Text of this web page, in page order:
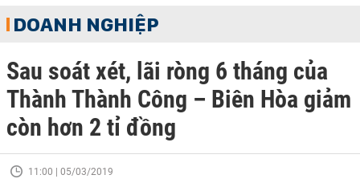
DOANH NGHIỆP
Sau soát xét, lãi ròng 6 tháng của
Thành Thành Công – Biên Hòa giảm
còn hơn 2 tỉ đồng
11:00 | 05/03/2019